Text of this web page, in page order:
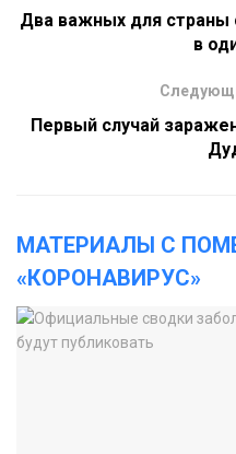
Два важных для страны
в
Первый случай
МАТЕРИАЛЫ С
«КОРОНАВИРУС»